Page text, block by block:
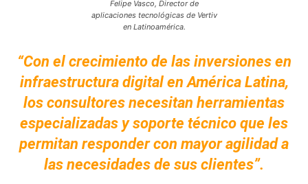
Felipe Vasco, Director de
aplicaciones tecnológicas de Vertiv
en Latinoamérica.
“Con el crecimiento de las inversiones en
infraestructura digital en América Latina,
los consultores necesitan herramientas
especializadas y soporte técnico que les
permitan responder con mayor agilidad a
las necesidades de sus clientes”.